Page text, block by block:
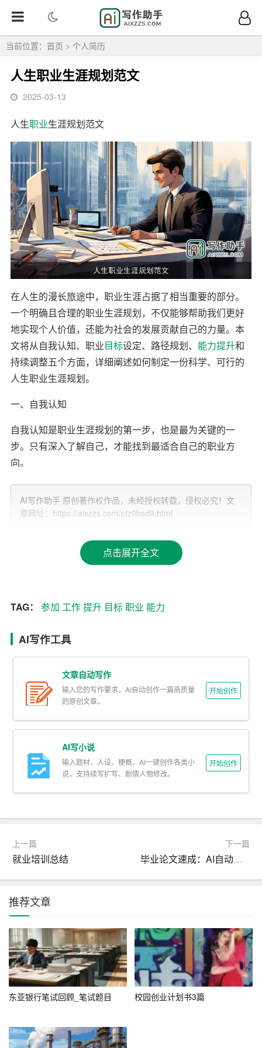
当前位置： 首页 > 个人简历
人生职业生涯规划范文
2025-03-13
人生职业生涯规划范文
在人生的漫长旅途中，职业生涯占据了相当重要的部分。
一个明确且合理的职业生涯规划，不仅能够帮助我们更好
地实现个人价值，还能为社会的发展贡献自己的力量。本
文将从自我认知、职业目标设定、路径规划、 能力提升和
持续调整五个方面，详细阐述如何制定一份科学、可行的
人生职业生涯规划。
一、自我认知
自我认知是职业生涯规划的第一步，也是最为关键的一
步。只有深入了解自己，才能找到最适合自己的职业方
向。
1. 兴趣与爱好：兴趣是最好的老师。通过对自己的兴趣爱
好进行深入分析，可以找到那些能够激发内在动力的职业
领域。例如，喜欢与人交流的人可能更适合从事销售、公
2. 性格特点：性格决定命运。不同的性格适合不同的职
身能力的全面评估，可以找到那些能够发挥自己特长的职
业。例如，逻辑思维能力强的可以考虑编程、数据分析等
4. 价值观：价值观决定了我们对职业的认同感和满足感。
业的和谐统一。
二、职业目标设定
在充分了解自己之后，下一步就是设定明确的职业目标。
职业目标应当具体、可衡量、可实现、相关性强且有时间
1. 短期目标：通常指1-3年的目标，如获得某项专业技能证
书、完成某个重要项目等。
2. 中期目标：通常指3-5年的目标，如晋升到某个管理职
位、在公司内部建立自己的团队等。
家、创办自己的公司等。
例如，一个刚毕业的大学生可以将短期目标设定为在一年
内通过专业认证考试，中期目标设定为在三年内晋升为项
目经理，长期目标设定为在十年内成为公司高管。
三、路径规划
AI写作助手 原创著作权作品，未经授权转载，侵权必究！文
章网址：https://aixzzs.com/plz0bsd9.html
点击展开全文
TAG： 参加 工作提升 目标职业 能力
AI写作工具
文章自动写作
输入您的写作要求，AI自动创作一篇高质量
的原创文章。
开始创作
AI写小说
输入题材、人设、梗概，AI一键创作各类小
说，支持续写扩写、剧情人物修改。
开始创作
上一篇
就业培训总结
下一篇
毕业论文速成：AI自动生成，10分钟出稿
推荐文章
东亚银行笔试回顾_笔试题目 校园创业计划书3篇